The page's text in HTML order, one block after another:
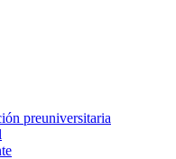
preuniversitaria